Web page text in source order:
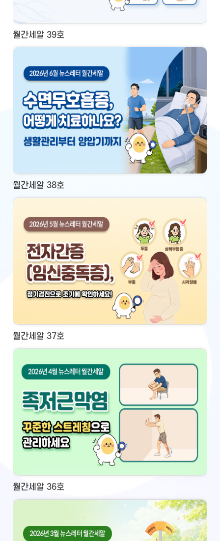
월간세알 39호
월간세알 38호
월간세알 37호
월간세알 36호